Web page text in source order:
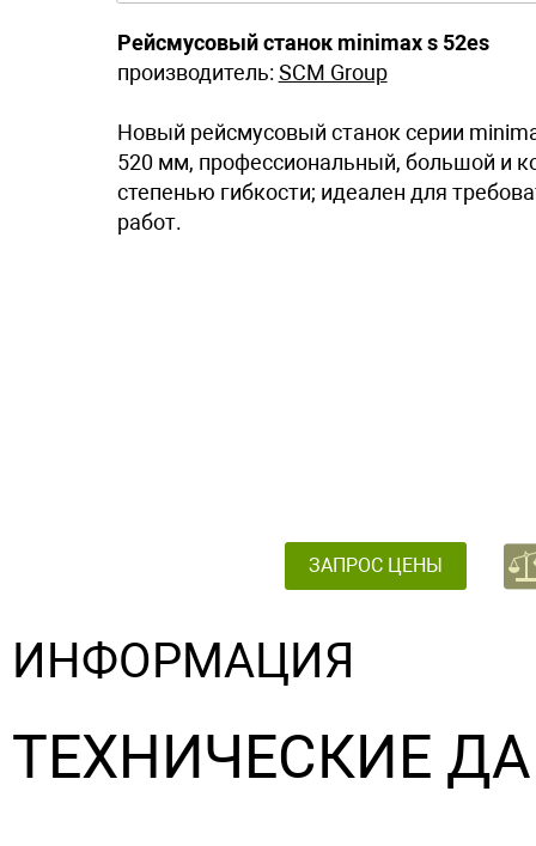
Рейсмусовый станок minimax s 52es
производитель: SCM Group
Новый рейсмусовый станок серии
520 мм, профессиональный, большой и
степенью гибкости; идеален для
работ.
ЗАПРОС ЦЕНЫ
ИНФОРМАЦИЯ
ТЕХНИЧЕСКИЕ